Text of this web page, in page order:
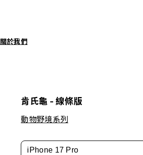
關於我們
肯氏龜 - 線條版
動物野境系列
iPhone 17 Pro